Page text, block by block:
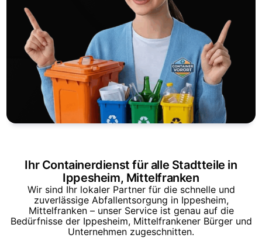
Ihr Containerdienst für alle Stadtteile in
Ippesheim, Mittelfranken
Wir sind Ihr lokaler Partner für die schnelle und
zuverlässige Abfallentsorgung in Ippesheim,
Mittelfranken – unser Service ist genau auf die
Bedürfnisse der Ippesheim, Mittelfrankener Bürger und
Unternehmen zugeschnitten.